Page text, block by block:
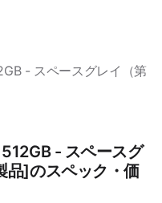
- スペースグレイ（第
- スペースグ
品]のスペック・価